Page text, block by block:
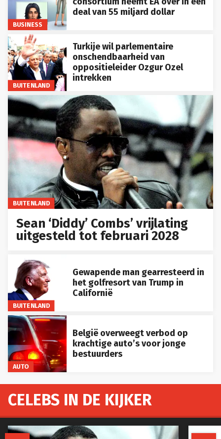
BUSINESS
deal van 55 miljard dollar
BUITENLAND
Turkije wil parlementaire
onschendbaarheid van
oppositieleider Ozgur Ozel
intrekken
BUITENLAND
Sean ‘Diddy’ Combs’ vrijlating
uitgesteld tot februari 2028
BUITENLAND
Gewapende man gearresteerd in
het golfresort van Trump in
Californië
AUTO
België overweegt verbod op
krachtige auto’s voor jonge
bestuurders
CELEBS IN DE KIJKER